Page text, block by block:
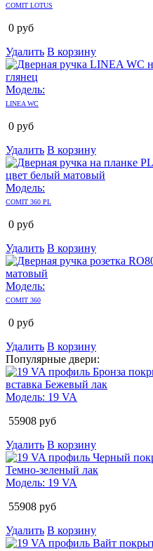
COMIT LOTUS
0 руб
Удалить В корзину
Модель:
LINEA WC
0 руб
Удалить В корзину
Модель:
COMIT 360 PL
0 руб
Удалить В корзину
Модель:
COMIT 360
0 руб
Удалить В корзину
Популярные двери:
Модель: 19 VA
55908 руб
Удалить В корзину
Модель: 19 VA
55908 руб
Удалить В корзину